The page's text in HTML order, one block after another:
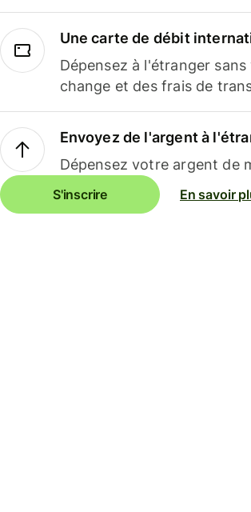
Une carte de débit
Dépensez à l'étranger
change et des frais de
Envoyez de l'argent à
Dépensez votre argent de
S'inscrire En savoir